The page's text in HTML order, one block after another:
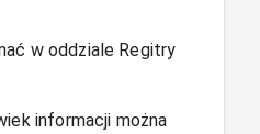
w oddziale Regitry
informacji można